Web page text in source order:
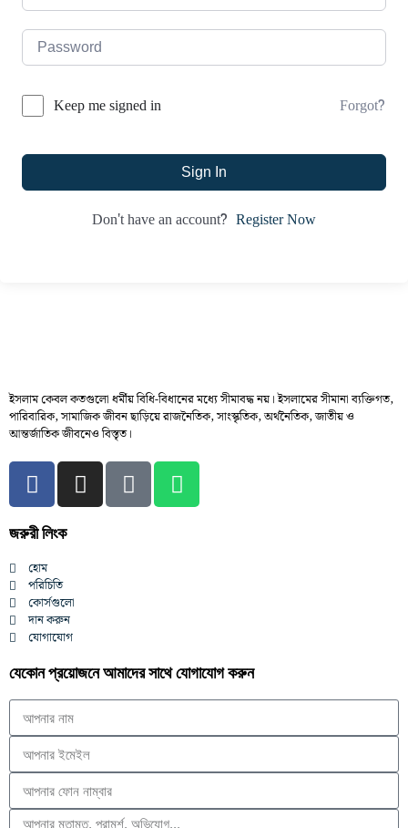
Keep me signed in Forgot?
Sign In
Don't have an account? Register Now
ইসলাম কেবল কতগুলো ধর্মীয় বিধি-বিধানের মধ্যে সীমাবদ্ধ নয়। ইসলামের সীমানা ব্যক্তিগত,
পারিবারিক, সামাজিক জীবন ছাড়িয়ে রাজনৈতিক, সাংস্কৃতিক, অর্থনৈতিক, জাতীয় ও
আন্তর্জাতিক জীবনেও বিস্তৃত।
জরুরী লিংক
হোম
পরিচিতি
কোর্সগুলো
দান করুন
যোগাযোগ
যেকোন প্রয়োজনে আমাদের সাথে যোগাযোগ করুন